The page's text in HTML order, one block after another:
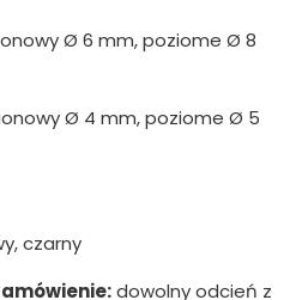
Ø 6 mm, poziome Ø 8
Ø 4 mm, poziome Ø 5
czarny
dowolny odcień z